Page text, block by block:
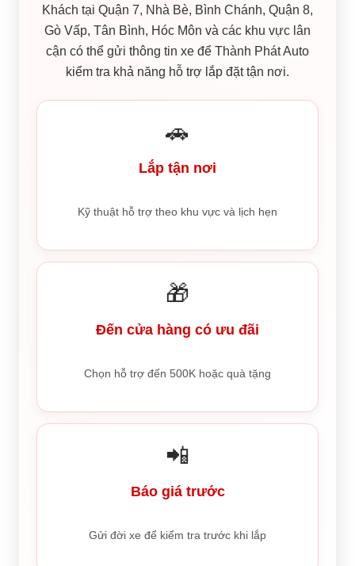
Khách tại Quận 7, Nhà Bè, Bình Chánh, Quận 8,
Gò Vấp, Tân Bình, Hóc Môn và các khu vực lân
cận có thể gửi thông tin xe để Thành Phát Auto
kiểm tra khả năng hỗ trợ lắp đặt tận nơi.
🚗
Lắp tận nơi
Kỹ thuật hỗ trợ theo khu vực và lịch hẹn
🎁
Đến cửa hàng có ưu đãi
Chọn hỗ trợ đến 500K hoặc quà tặng
📲
Báo giá trước
Gửi đời xe để kiểm tra trước khi lắp